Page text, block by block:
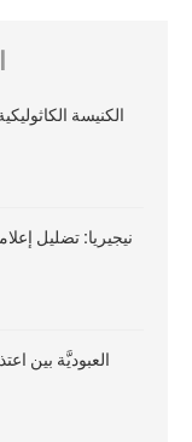
الكنيسة
نيجيريا: تضليل
العبوديَّة بين